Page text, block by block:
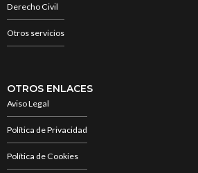
Derecho Civil
Otros servicios
OTROS ENLACES
Aviso Legal
Política de Privacidad
Política de Cookies